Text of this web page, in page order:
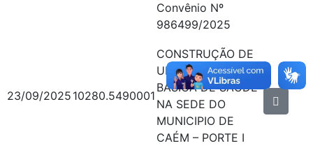
Convênio Nº
986499/2025
23/09/2025 10280.5490001
CONSTRUÇÃO DE
UMA UNIDADE
BÁSICA DE SAÚDE
NA SEDE DO
MUNICIPIO DE
CAÉM – PORTE I